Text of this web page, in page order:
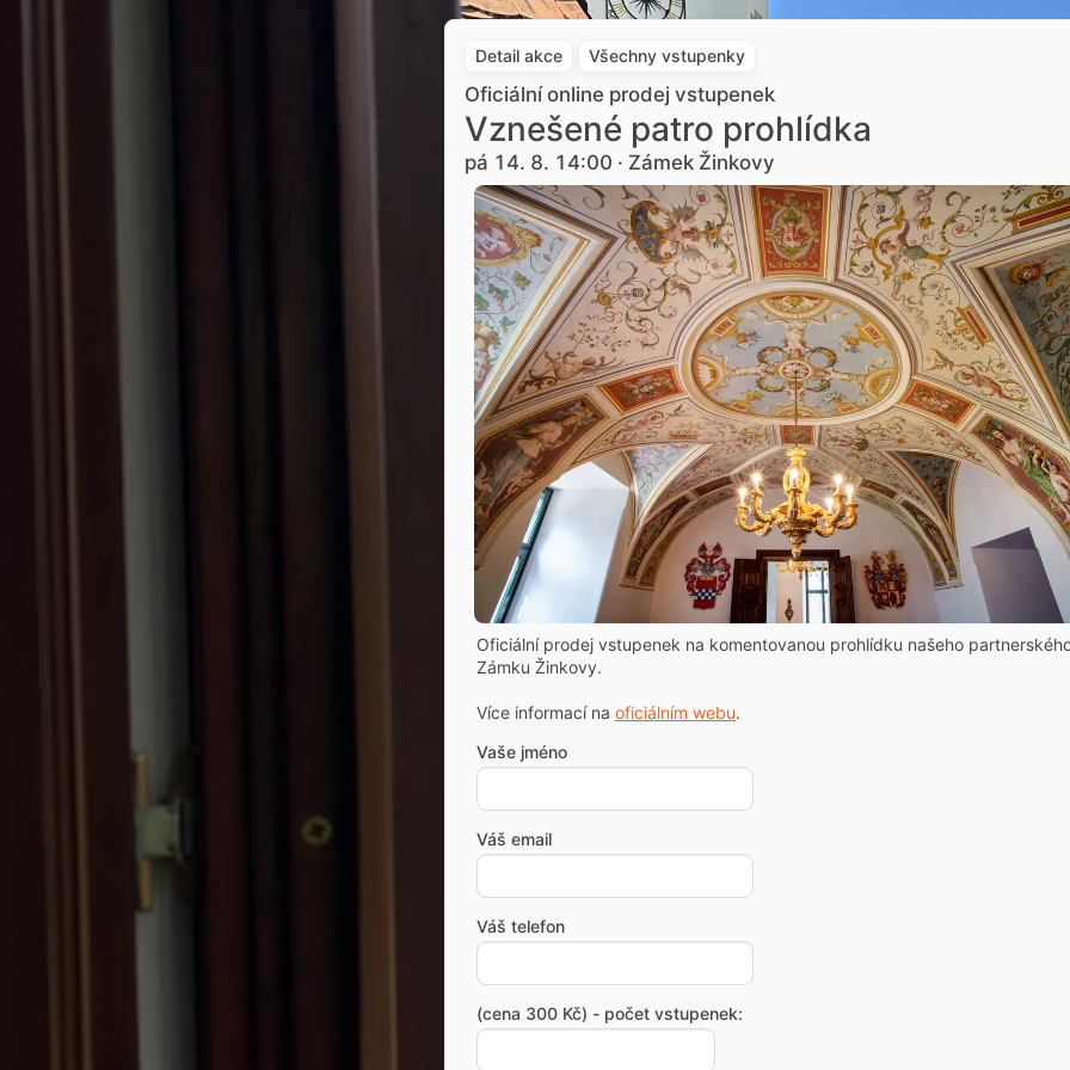
Detail akce Všechny vstupenky
Oficiální online prodej vstupenek
Vznešené patro prohlídka
pá 14. 8. 14:00 · Zámek Žinkovy
Oficiální prodej vstupenek na komentovanou prohlídku našeho
Zámku Žinkovy.
Více informací na oficiálním webu.
Vaše jméno
Váš email
Váš telefon
(cena 300 Kč) - počet vstupenek: